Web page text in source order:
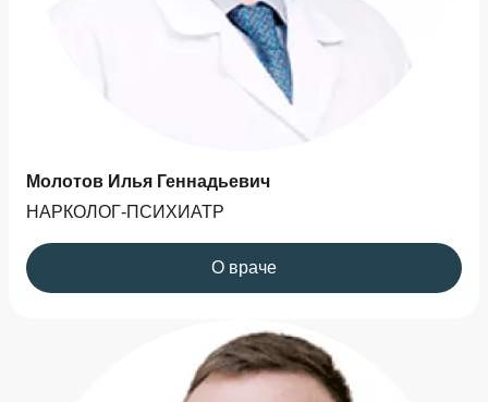
Молотов Илья Геннадьевич
НАРКОЛОГ-ПСИХИАТР
О враче